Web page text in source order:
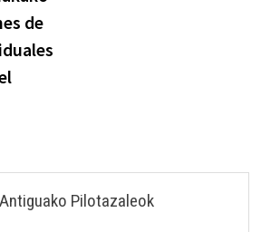
de
Antiguako Pilotazaleok